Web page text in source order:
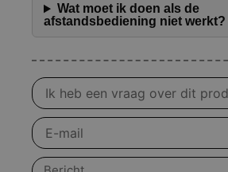
Wat moet ik doen als de
afstandsbediening niet werkt?
Vraag
over
product
E-
mail
Bericht